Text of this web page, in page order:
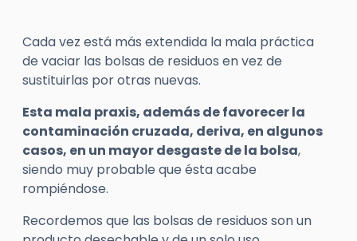
Cada vez está más extendida la mala práctica
de vaciar las bolsas de residuos en vez de
sustituirlas por otras nuevas.
Esta mala praxis, además de favorecer la
contaminación cruzada, deriva, en algunos
casos, en un mayor desgaste de la bolsa,
siendo muy probable que ésta acabe
rompiéndose.
Recordemos que las bolsas de residuos son un